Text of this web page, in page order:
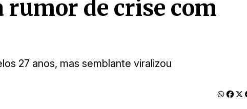
rumor de crise com
27 anos, mas semblante viralizou